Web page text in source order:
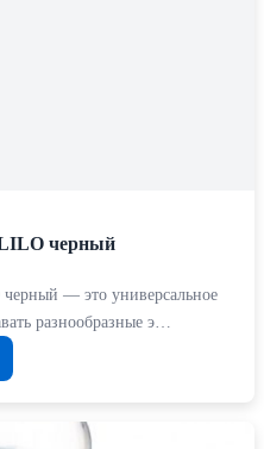
черный
— это универсальное
разнообразные э…